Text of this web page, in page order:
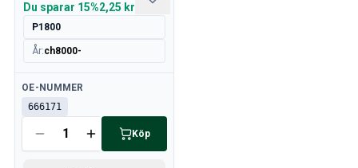
Du sparar 15%2,25 kr
P1800
År:ch8000-
Tillgänglig
OE-NUMMER
666171
Köp